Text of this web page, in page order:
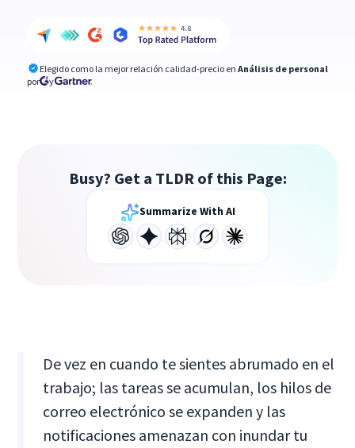
Elegido como la mejor relación calidad-precio en Análisis de personal
por
y
Busy? Get a TLDR of this Page:
Summarize With AI
De vez en cuando te sientes abrumado en el
trabajo; las tareas se acumulan, los hilos de
correo electrónico se expanden y las
notificaciones amenazan con inundar tu